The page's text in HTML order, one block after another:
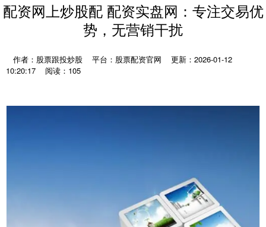
配资网上炒股配 配资实盘网：专注交易优
势，无营销干扰
作者：股票跟投炒股 平台：股票配资官网
更新：2026-01-12
10:20:17
阅读：105